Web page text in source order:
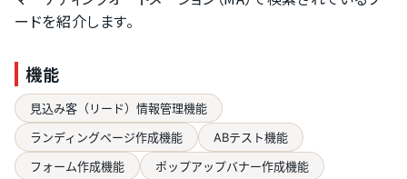
ードを紹介します。
機能
見込み客（リード）情報管理機能
ランディングページ作成機能
ABテスト機能
フォーム作成機能
ポップアップバナー作成機能